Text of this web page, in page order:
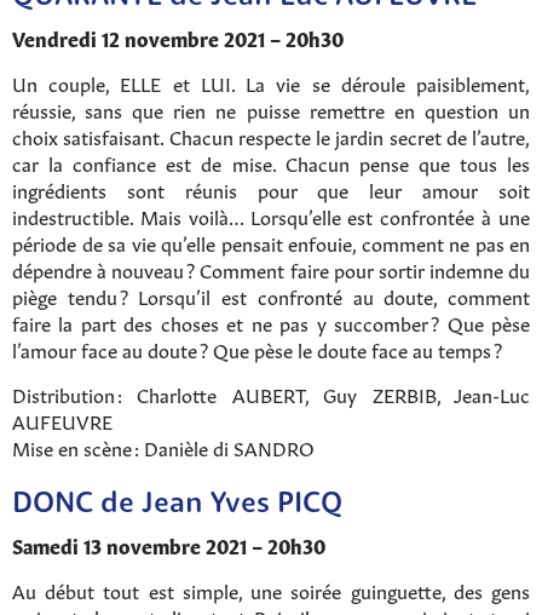
Vendredi 12 novembre 2021 – 20h30
Un couple, ELLE et LUI. La vie se déroule paisiblement,
réussie, sans que rien ne puisse remettre en question un
choix satisfaisant. Chacun respecte le jardin secret de l’autre,
car la confiance est de mise. Chacun pense que tous les
ingrédients sont réunis pour que leur amour soit
indestructible. Mais voilà… Lorsqu’elle est confrontée à une
période de sa vie qu’elle pensait enfouie, comment ne pas en
dépendre à nouveau ? Comment faire pour sortir indemne du
piège tendu ? Lorsqu’il est confronté au doute, comment
faire la part des choses et ne pas y succomber ? Que pèse
l’amour face au doute ? Que pèse le doute face au temps ?
Distribution : Charlotte AUBERT, Guy ZERBIB, Jean-Luc
AUFEUVRE
Mise en scène : Danièle di SANDRO
DONC de Jean Yves PICQ
Samedi 13 novembre 2021 – 20h30
Au début tout est simple, une soirée guinguette, des gens